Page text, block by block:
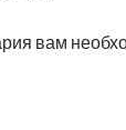
вам